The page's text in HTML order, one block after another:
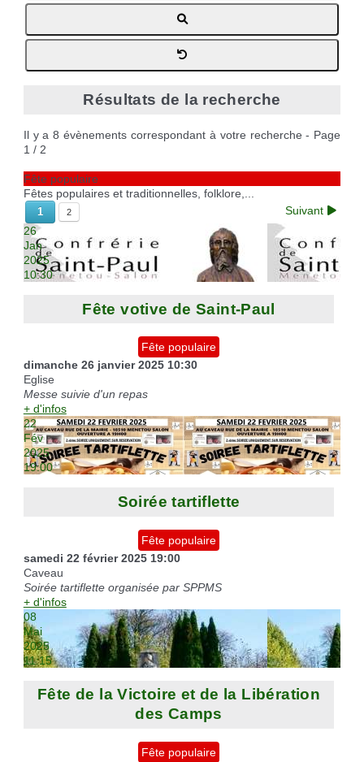
Marches vertes
Lutter contre l'ambroisie
Cartes d'identité, passeport
Carte d'électeur
Livret de famille
Réservation de salles
Cimetière
Nos grands événements
Des projets
Aire pour camping-cars
Campings à proximité
Borne de recharge voiture électrique
Résultats de la recherche
Il y a 8 évènements correspondant à votre recherche - Page
1 / 2
Fête populaire
Fêtes populaires et traditionnelles, folklore,...
1 2
Suivant
26
Jan
2025
10:30
Fête votive de Saint-Paul
Fête populaire
dimanche 26 janvier 2025 10:30
Eglise
Messe suivie d'un repas
+ d'infos
22
Fév
2025
19:00
Soirée tartiflette
Fête populaire
samedi 22 février 2025 19:00
Caveau
Soirée tartiflette organisée par SPPMS
+ d'infos
08
Mai
2025
11:15
Fête de la Victoire et de la Libération
des Camps
Fête populaire